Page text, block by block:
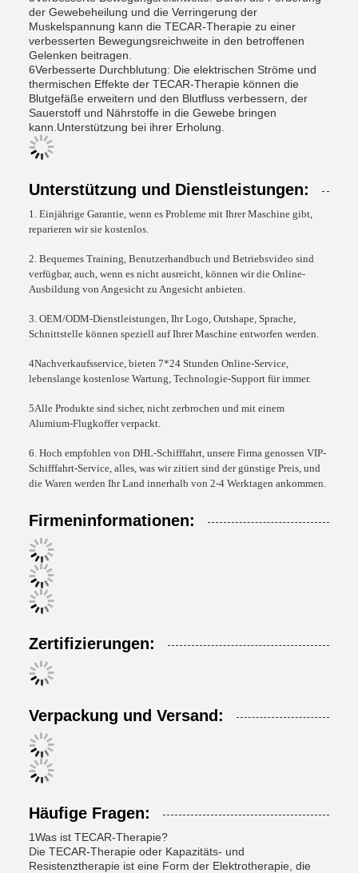
der Gewebeheilung und die Verringerung der
Muskelspannung kann die TECAR-Therapie zu einer
verbesserten Bewegungsreichweite in den betroffenen
Gelenken beitragen.
6Verbesserte Durchblutung: Die elektrischen Ströme und
thermischen Effekte der TECAR-Therapie können die
Blutgefäße erweitern und den Blutfluss verbessern, der
Sauerstoff und Nährstoffe in die Gewebe bringen
kann.Unterstützung bei ihrer Erholung.
Unterstützung und Dienstleistungen:
1. Einjährige Garantie, wenn es Probleme mit Ihrer Maschine gibt,
reparieren wir sie kostenlos.
2. Bequemes Training, Benutzerhandbuch und Betriebsvideo sind
verfügbar, auch, wenn es nicht ausreicht, können wir die Online-
Ausbildung von Angesicht zu Angesicht anbieten.
3. OEM/ODM-Dienstleistungen, Ihr Logo, Outshape, Sprache,
Schnittstelle können speziell auf Ihrer Maschine entworfen werden.
4Nachverkaufsservice, bieten 7*24 Stunden Online-Service,
lebenslange kostenlose Wartung, Technologie-Support für immer.
5Alle Produkte sind sicher, nicht zerbrochen und mit einem
Alumium-Flugkoffer verpackt.
6. Hoch empfohlen von DHL-Schifffahrt, unsere Firma genossen VIP-
Schifffahrt-Service, alles, was wir zitiert sind der günstige Preis, und
die Waren werden Ihr Land innerhalb von 2-4 Werktagen ankommen.
Firmeninformationen:
Zertifizierungen:
Verpackung und Versand:
Häufige Fragen:
1Was ist TECAR-Therapie?
Die TECAR-Therapie oder Kapazitäts- und
Resistenztherapie ist eine Form der Elektrotherapie, die